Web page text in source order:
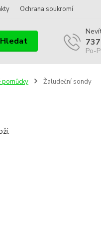
Ochrana soukromí
Hledat
Po-
pomůcky Žaludeční sondy